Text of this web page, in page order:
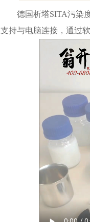
德国析塔SITA污染
支持与电脑连接，通过